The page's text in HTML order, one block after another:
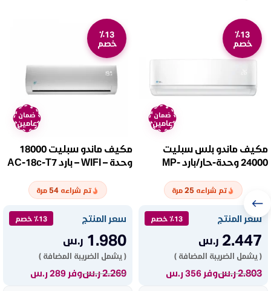
٪13
خصم
ضمان
عامين
مكيف ماندو بلس سبليت
24000 وحدة-حار/بارد MP-
تم شراءه 25 مرة
سعر المنتج ٪13 خصم
2.447 ر.س
( يشمل الضريبة المضافة )
2.803ر.سوفر 356 ر.س
٪13
خصم
ضمان
عامين
مكيف ماندو سبليت 18000
وحدة – WIFI – بارد AC-18c-T7
تم شراءه 54 مرة
سعر المنتج ٪13 خصم
1.980 ر.س
( يشمل الضريبة المضافة )
2.269ر.سوفر 289 ر.س